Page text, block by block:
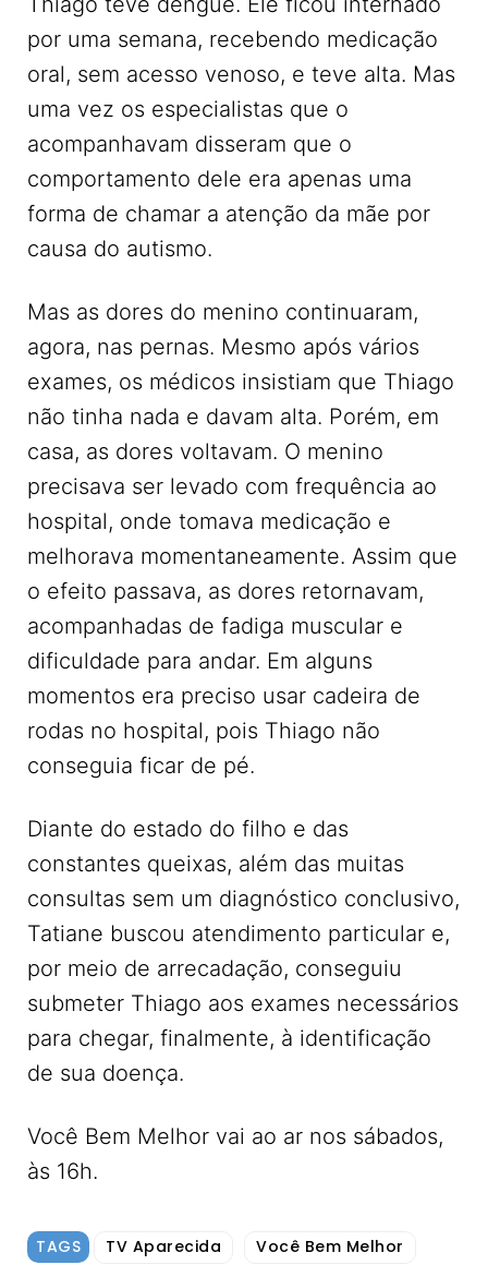
por uma semana, recebendo medicação
oral, sem acesso venoso, e teve alta. Mas
uma vez os especialistas que o
acompanhavam disseram que o
comportamento dele era apenas uma
forma de chamar a atenção da mãe por
causa do autismo.
Mas as dores do menino continuaram,
agora, nas pernas. Mesmo após vários
exames, os médicos insistiam que Thiago
não tinha nada e davam alta. Porém, em
casa, as dores voltavam. O menino
precisava ser levado com frequência ao
hospital, onde tomava medicação e
melhorava momentaneamente. Assim que
o efeito passava, as dores retornavam,
acompanhadas de fadiga muscular e
dificuldade para andar. Em alguns
momentos era preciso usar cadeira de
rodas no hospital, pois Thiago não
conseguia ficar de pé.
Diante do estado do filho e das
constantes queixas, além das muitas
consultas sem um diagnóstico conclusivo,
Tatiane buscou atendimento particular e,
por meio de arrecadação, conseguiu
submeter Thiago aos exames necessários
para chegar, finalmente, à identificação
de sua doença.
Você Bem Melhor vai ao ar nos sábados,
às 16h.
TAGS TV Aparecida Você Bem Melhor